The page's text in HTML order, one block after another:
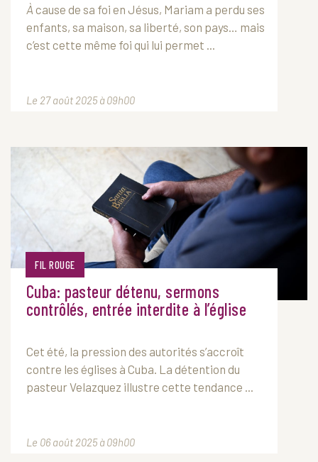
À cause de sa foi en Jésus, Mariam a perdu ses
enfants, sa maison, sa liberté, son pays… mais
c’est cette même foi qui lui permet ...
Le 27 août 2025 à 09h00
FIL ROUGE
Cuba: pasteur détenu, sermons
contrôlés, entrée interdite à l’église
Cet été, la pression des autorités s’accroît
contre les églises à Cuba. La détention du
pasteur Velazquez illustre cette tendance ...
Le 06 août 2025 à 09h00